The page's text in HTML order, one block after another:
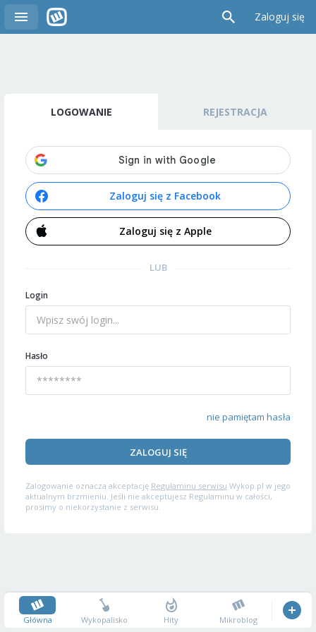
Zaloguj się
LOGOWANIE REJESTRACJA
Zaloguj się z Facebook
Zaloguj się z Apple
LUB
Login
Hasło
nie pamiętam hasła
ZALOGUJ SIĘ
Zalogowanie oznacza akceptację Regulaminu serwisu Wykop.pl w jego
aktualnym brzmieniu. Jeśli nie akceptujesz Regulaminu w całości,
prosimy o niekorzystanie z serwisu.
Główna Wykopalisko Hity Mikroblog